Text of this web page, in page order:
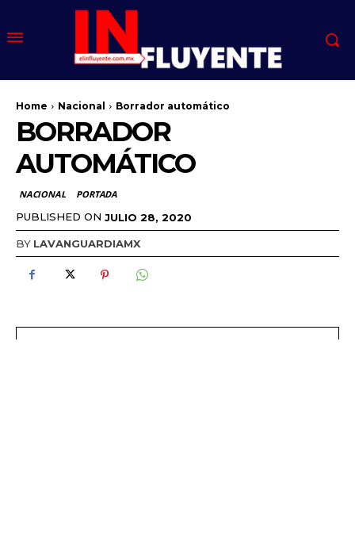
Home Nacional Borrador automático
BORRADOR
AUTOMÁTICO
NACIONAL PORTADA
PUBLISHED ON JULIO 28, 2020
BY LAVANGUARDIAMX